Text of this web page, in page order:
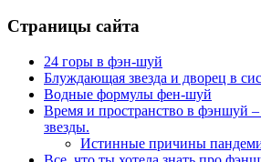
Страницы сайта
24 горы в фэн-шуй
Блуждающая звезда и дворец в
Водные формулы фен-шуй
Время и пространство в фэншуй
звезды.
Истинные причины